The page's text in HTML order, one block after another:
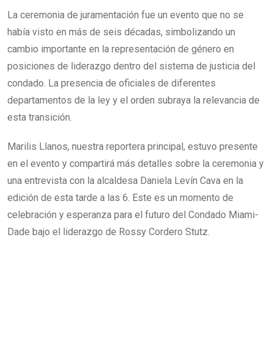
La ceremonia de juramentación fue un evento que no se
había visto en más de seis décadas, simbolizando un
cambio importante en la representación de género en
posiciones de liderazgo dentro del sistema de justicia del
condado. La presencia de oficiales de diferentes
departamentos de la ley y el orden subraya la relevancia de
esta transición.
Marilis Llanos, nuestra reportera principal, estuvo presente
en el evento y compartirá más detalles sobre la ceremonia y
una entrevista con la alcaldesa Daniela Levín Cava en la
edición de esta tarde a las 6. Este es un momento de
celebración y esperanza para el futuro del Condado Miami-
Dade bajo el liderazgo de Rossy Cordero Stutz.